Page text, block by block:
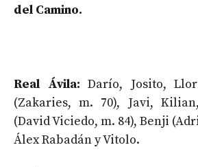
del Camino.
Real Ávila: Darío, Josito,
(Zakaries, m. 70), Javi,
(David Viciedo, m. 84), Benji
Álex Rabadán y Vitolo.